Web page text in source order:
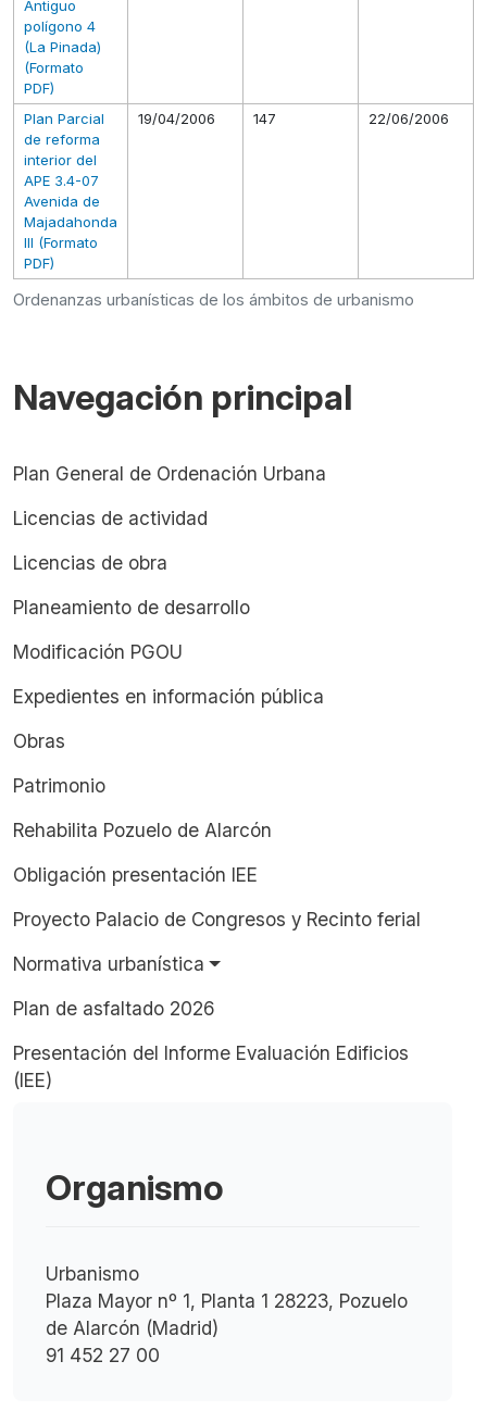
Navegación principal
Plan General de Ordenación Urbana
Licencias de actividad
Licencias de obra
Planeamiento de desarrollo
Modificación PGOU
Expedientes en información pública
Obras
Patrimonio
Rehabilita Pozuelo de Alarcón
Obligación presentación IEE
Proyecto Palacio de Congresos y Recinto ferial
Normativa urbanística
Plan de asfaltado 2026
Presentación del Informe Evaluación Edificios
(IEE)
Organismo
Urbanismo
Plaza Mayor nº 1, Planta 1 28223, Pozuelo
de Alarcón (Madrid)
91 452 27 00
Ordenanzas urbanísticas de los ámbitos de urbanismo
Antiguo
polígono 4
(La Pinada)
(Formato
PDF)
Plan Parcial
de reforma
interior del
APE 3.4-07
Avenida de
Majadahonda
III (Formato
PDF)
19/04/2006 147 22/06/2006